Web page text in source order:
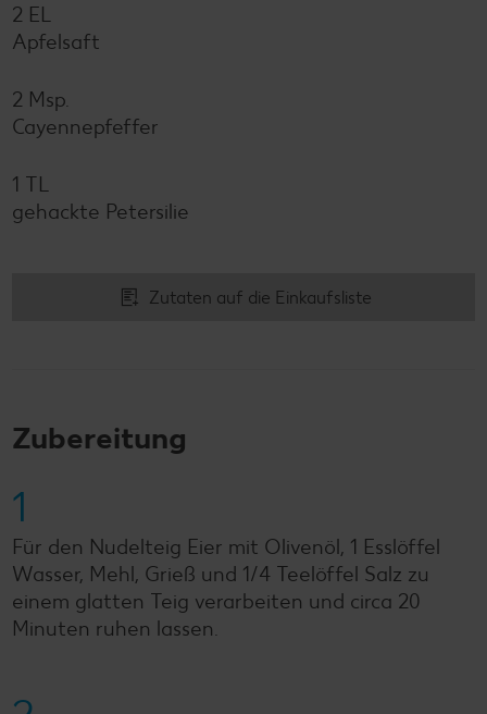
2 EL
Apfelsaft
2 Msp.
Cayennepfeffer
1 TL
gehackte Petersilie
Zutaten auf die Einkaufsliste
Zubereitung
1
Für den Nudelteig Eier mit Olivenöl, 1 Esslöffel
Wasser, Mehl, Grieß und 1/4 Teelöffel Salz zu
einem glatten Teig verarbeiten und circa 20
Minuten ruhen lassen.